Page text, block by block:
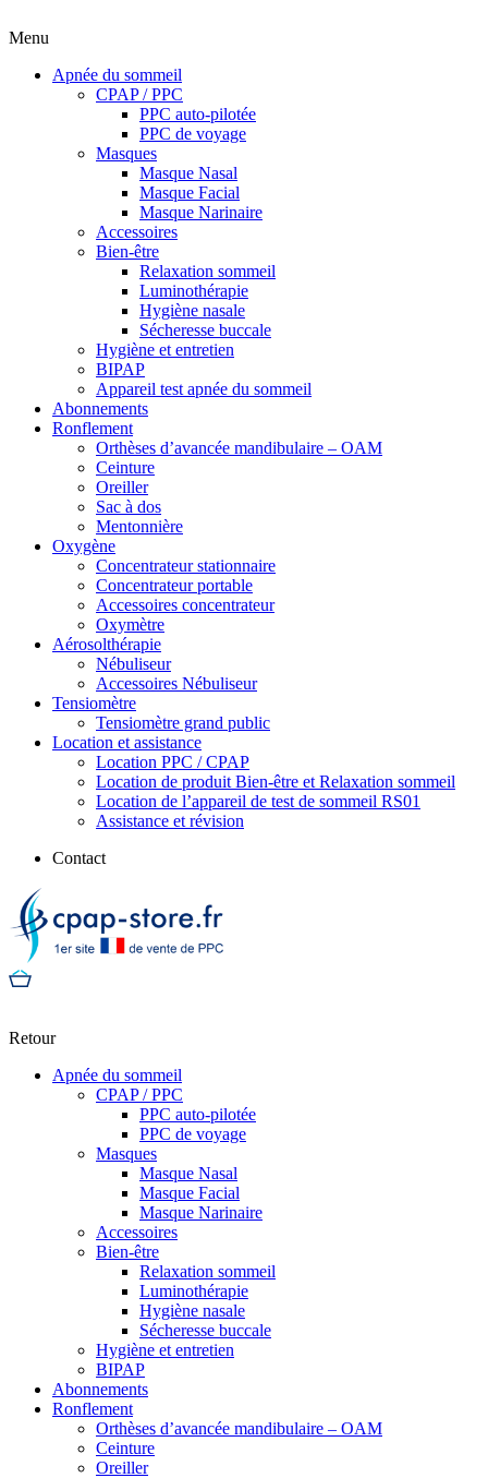
Menu
Apnée du sommeil
CPAP / PPC
PPC auto-pilotée
PPC de voyage
Masques
Masque Nasal
Masque Facial
Masque Narinaire
Accessoires
Bien-être
Relaxation sommeil
Luminothérapie
Hygiène nasale
Sécheresse buccale
Hygiène et entretien
BIPAP
Appareil test apnée du sommeil
Abonnements
Ronflement
Orthèses d’avancée mandibulaire – OAM
Ceinture
Oreiller
Sac à dos
Mentonnière
Oxygène
Concentrateur stationnaire
Concentrateur portable
Accessoires concentrateur
Oxymètre
Aérosolthérapie
Nébuliseur
Accessoires Nébuliseur
Tensiomètre
Tensiomètre grand public
Location et assistance
Location PPC / CPAP
Location de produit Bien-être et Relaxation sommeil
Location de l’appareil de test de sommeil RS01
Assistance et révision
Contact
Retour
Apnée du sommeil
CPAP / PPC
PPC auto-pilotée
PPC de voyage
Masques
Masque Nasal
Masque Facial
Masque Narinaire
Accessoires
Bien-être
Relaxation sommeil
Luminothérapie
Hygiène nasale
Sécheresse buccale
Hygiène et entretien
BIPAP
Abonnements
Ronflement
Orthèses d’avancée mandibulaire – OAM
Ceinture
Oreiller